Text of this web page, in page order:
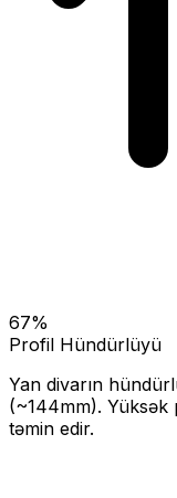
67%
Profil Hündürlüyü
Yan divarın
(~144mm). Yüksək
təmin edir.